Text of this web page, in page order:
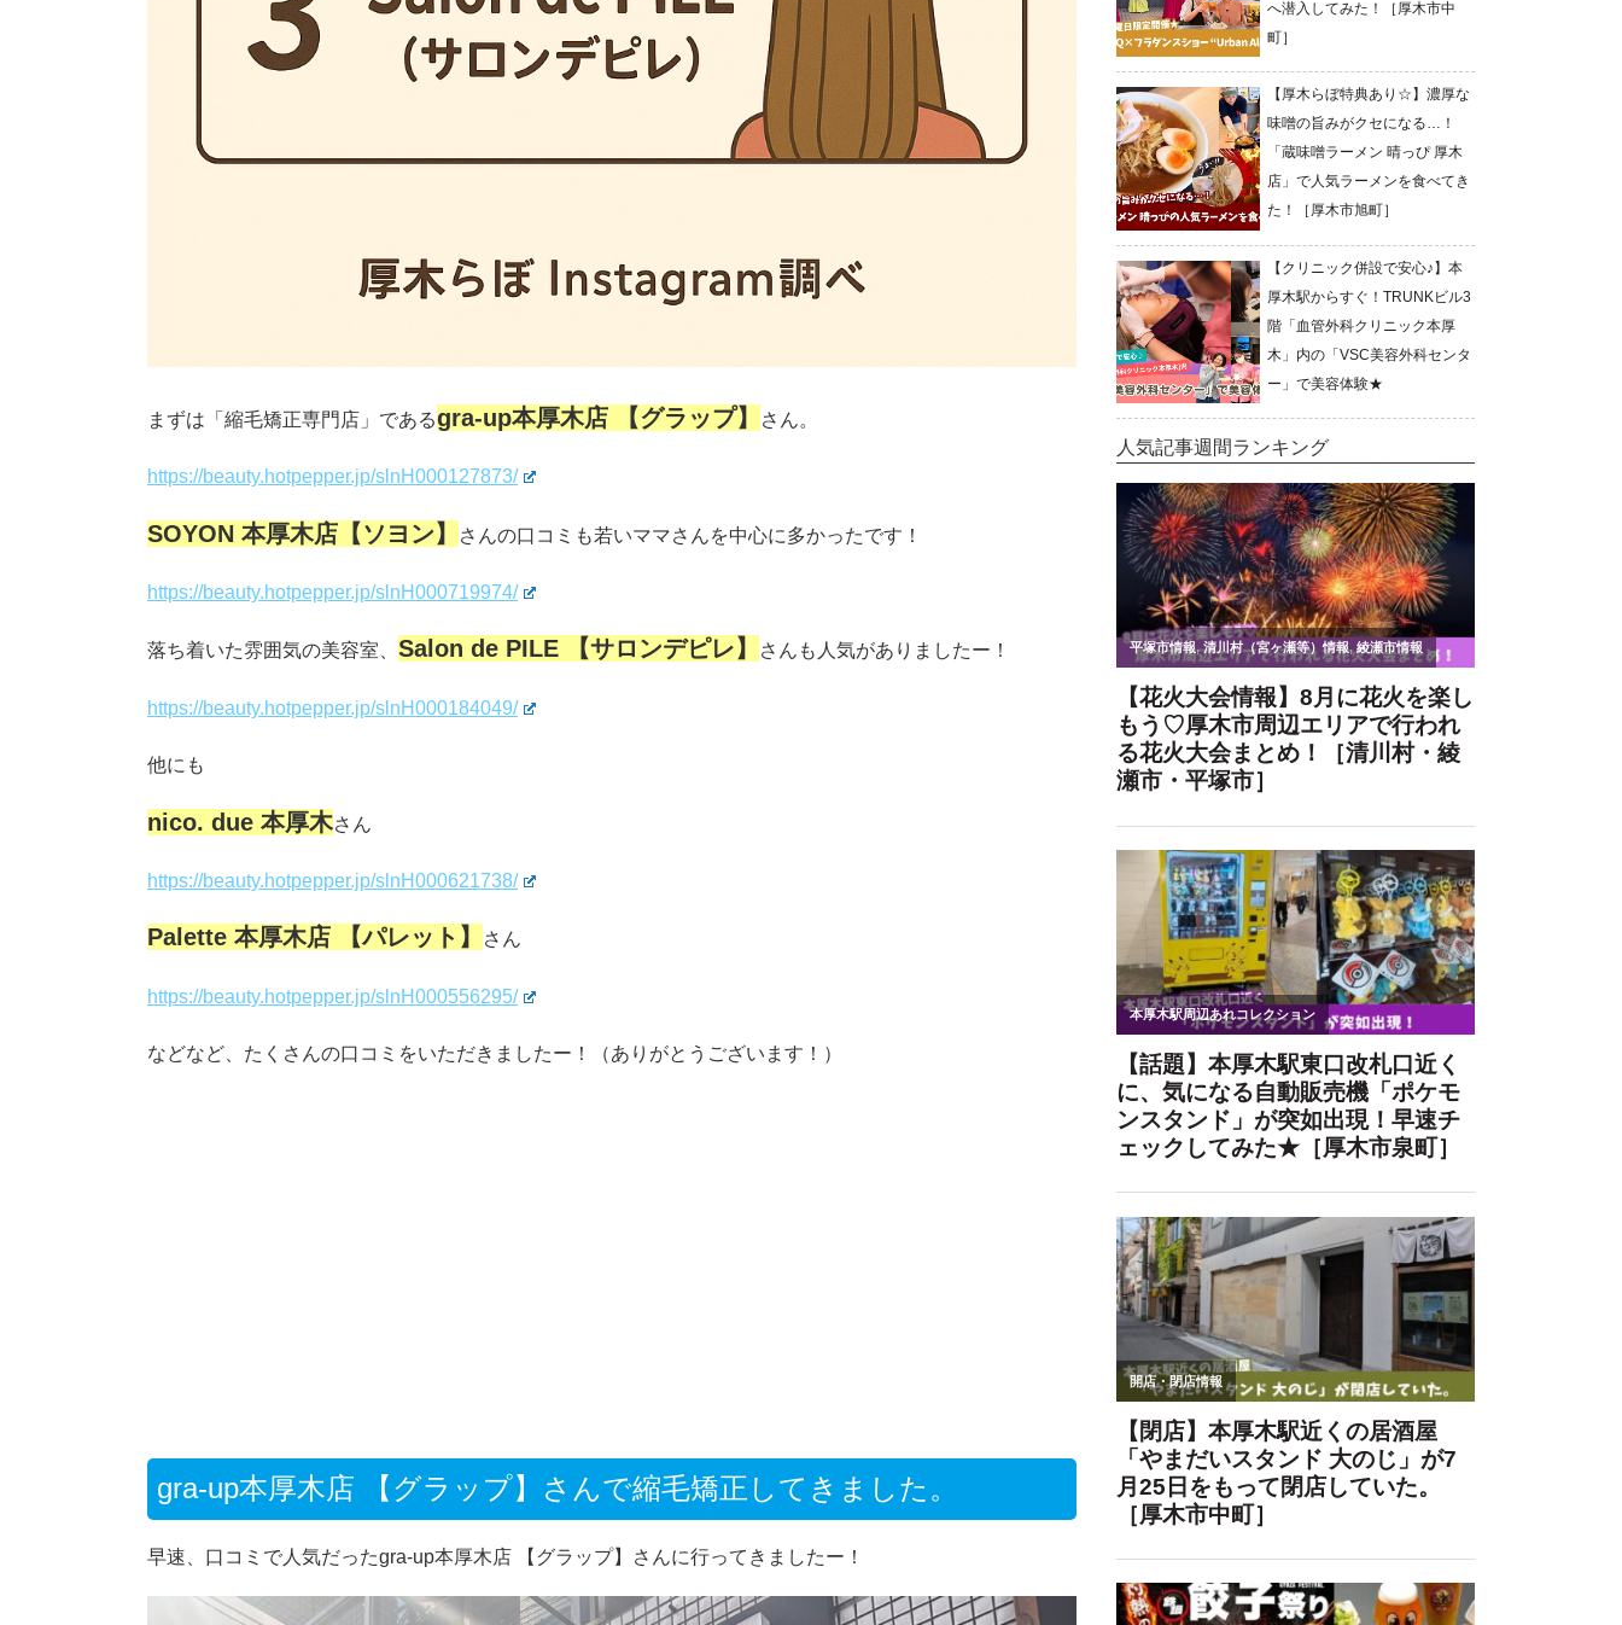
まずは「縮毛矯正専門店」であるgra-up本厚木店 【グラップ】 さん。
https://beauty.hotpepper.jp/slnH000127873/
SOYON 本厚木店【ソヨン】 さんの口コミも若いママさんを中心に多かったです！
https://beauty.hotpepper.jp/slnH000719974/
落ち着いた雰囲気の美容室、 Salon de PILE 【サロンデピレ】 さんも人気がありましたー！
https://beauty.hotpepper.jp/slnH000184049/
他にも
nico. due 本厚木さん
https://beauty.hotpepper.jp/slnH000621738/
Palette 本厚木店 【パレット】 さん
https://beauty.hotpepper.jp/slnH000556295/
などなど、たくさんの口コミをいただきましたー！（ありがとうございます！）
gra-up本厚木店 【グラップ】さんで縮毛矯正してきました。
早速、口コミで人気だったgra-up本厚木店 【グラップ】さんに行ってきましたー！
へ潜入してみた！［厚木市中
町］
【厚木らぼ特典あり☆】濃厚な
味噌の旨みがクセになる…！
「蔵味噌ラーメン 晴っぴ 厚木
店」で人気ラーメンを食べてき
た！［厚木市旭町］
【クリニック併設で安心♪】本
厚木駅からすぐ！TRUNKビル3
階「血管外科クリニック本厚
木」内の「VSC美容外科センタ
ー」で美容体験★
人気記事週間ランキング